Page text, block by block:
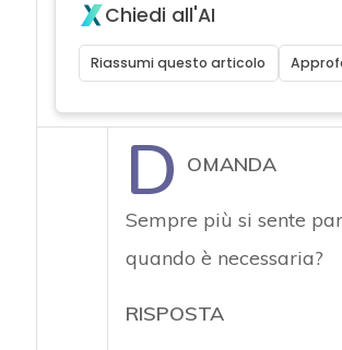
Chiedi all'AI
Riassumi questo articolo
D OMANDA
Sempre più si sente
quando è necessaria?
RISPOSTA